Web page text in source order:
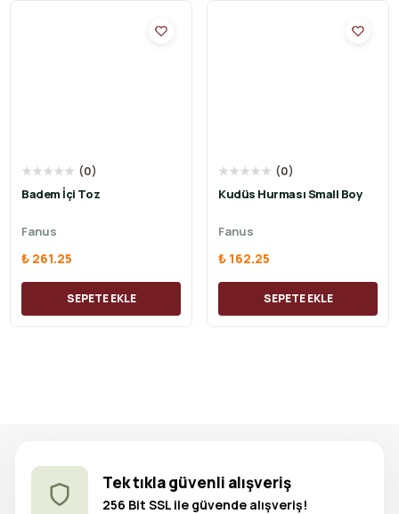
★★★★★ (0)
Badem İçi Toz
Fanus
₺ 261.25
SEPETE EKLE
★★★★★ (0)
Kudüs Hurması Small Boy
Fanus
₺ 162.25
SEPETE EKLE
Tek tıkla güvenli alışveriş
256 Bit SSL ile güvende alışveriş!